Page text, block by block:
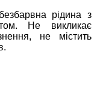
рідина з
Не викликає
не містить